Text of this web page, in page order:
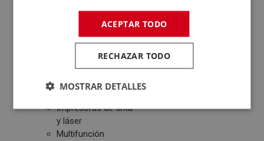
Impresión
Impresoras de tinta
y láser
Multifunción
ACEPTAR TODO
RECHAZAR TODO
MOSTRAR DETALLES